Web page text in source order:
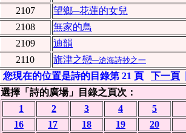
2107
望鄉─花蓮的女兒
2108
無家的鳥
2109
迪韻
2110
旗津之戀─滄海詩抄之一
您現在的位置是詩的目錄第 21 頁
下一頁
選擇「詩的廣場」目錄之頁次：
1
2 3 4 5
16
17 18 19 20